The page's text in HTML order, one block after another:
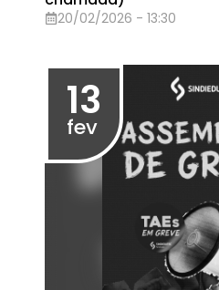
Resultado das eleições
06/10/2025 - 22:00